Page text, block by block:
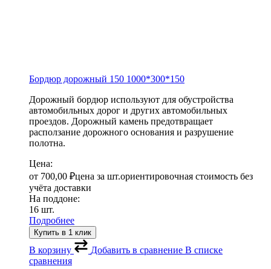
Бордюр дорожный 150 1000*300*150
Дорожный бордюр используют для обустройства
автомобильных дорог и других автомобильных
проездов. Дорожный камень предотвращает
расползание дорожного основания и разрушение
полотна.
Цена:
от 700,00 ₽цена за шт.ориентировочная стоимость без
учёта доставки
На поддоне:
16 шт.
Подробнее
Купить в 1 клик
В корзину Добавить в сравнение В списке
сравнения